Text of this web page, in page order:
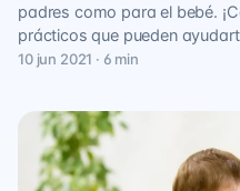
padres como para el bebé.
prácticos que pueden
10 jun 2021 · 6 min